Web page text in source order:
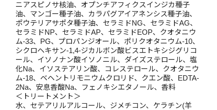
ニアスピノサ核油、オプンチアフィクスインジカ種子
油、マンゴー種子油、カラパグアイアネンシス種子油、
ポウテリアサポタ種子油、セラミドNG、セラミドAG、
セラミドNP、セラミドAP、セラミドEOP、クオタニウ
ム-33、PG、プロパンジオール、ポリクオタニウム-10、
シクロヘキサン-1,4-ジカルボン酸ビスエトキシジグリコ
ール、イソノナン酸イソノニル、ダイズステロール、塩
化Na、イソステアリン酸、コレステロール、クオタニウ
ム-18、ベヘントリモニウムクロリド、クエン酸、EDTA-
2Na、安息香酸Na、フェノキシエタノール、香料
＜トリートメント＞
水、セテアリルアルコール、ジメチコン、ケラチン(羊